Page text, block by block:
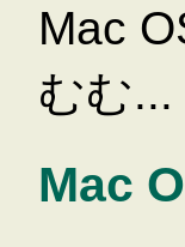
Mac
むむ
Mac